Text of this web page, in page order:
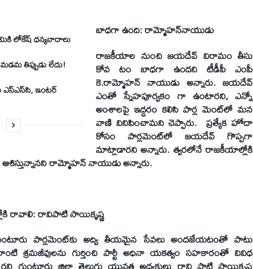
లోకేష్‌ ధన్యవాదాలు
తిప్పుడు లేదు!
ఎస్‌ఎస్‌సి, ఇంటర్‌
బాధగా ఉంది: రామ్మోహన్‌నాయుడు
రాజకీయాల నుంచి జయదేవ్‌ విరామం తీసు
కోవ టం బాధగా ఉందని టీడీపీ ఎంపీ
కె.రామ్మోహన్‌ నాయుడు అన్నారు. జయదేవ్‌
ఎంతో స్నేహపూర్వకం గా ఉంటారని, ఎన్నో
అంశాలపై ఇద్దరం కలిసి పార్ల మెంట్‌లో మన
వాణి వినిపించామని చెప్పారు. ప్రత్యేక హోదా
కోసం పార్లమెంట్‌లో జయదేవ్‌ గొప్పగా
మాట్లాడారని అన్నారు. త్వరలోనే రాజకీయాల్లోకి
రామ్మోహన్‌ నాయుడు అన్నారు.
రావాలి: రావిపాటి సాయికృష్ణ
పార్లమెంట్‌కు అద్వి తీయమైన సేవలు అందజేయటంతో పాటు
శ్రమజీవులను గుర్తించి పార్టీ అధినా యకత్వం సహకారంతో వివిధ